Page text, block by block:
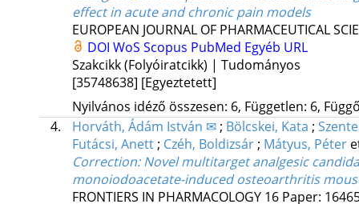
effect in acute and chronic pain models
EUROPEAN JOURNAL OF PHARMACEUTICAL
DOI WoS Scopus PubMed Egyéb URL
Szakcikk (Folyóiratcikk) | Tudományos
[35748638] [Egyeztetett]
Nyilvános idéző összesen: 6, Független: 6,
4.
Horváth, Ádám István ✉; Bölcskei, Kata ;
Futácsi, Anett; Czéh, Boldizsár; Mátyus, Péter
Correction: Novel multitarget analgesic
monoiodoacetate-induced osteoarthritis
FRONTIERS IN PHARMACOLOGY 16 Paper: